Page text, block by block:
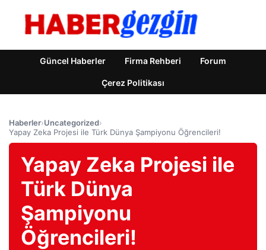
Güncel Haberler Firma Rehberi Forum
Çerez Politikası
Haberler›Uncategorized›
Yapay Zeka Projesi ile Türk Dünya Şampiyonu Öğrencileri!
Yapay Zeka Projesi ile
Türk Dünya
Şampiyonu
Öğrencileri!